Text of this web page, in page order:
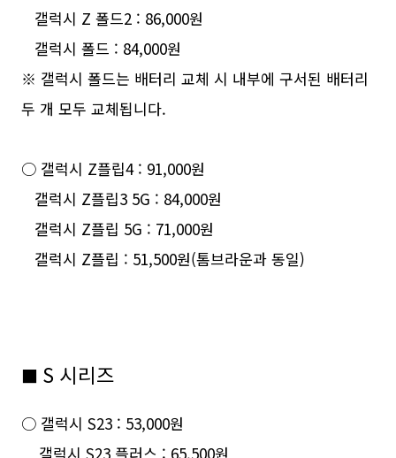
갤럭시 Z 폴드2 : 86,000원
갤럭시 폴드 : 84,000원
※ 갤럭시 폴드는 배터리 교체 시 내부에 구서된 배터리
두 개 모두 교체됩니다.
○ 갤럭시 Z플립4 : 91,000원
갤럭시 Z플립3 5G : 84,000원
갤럭시 Z플립 5G : 71,000원
갤럭시 Z플립 : 51,500원(톰브라운과 동일)
■ S 시리즈
○ 갤럭시 S23 : 53,000원
갤럭시 S23 플러스 : 65,500원